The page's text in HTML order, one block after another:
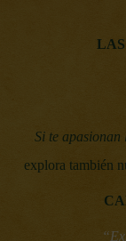
Si te apasionan
explora también